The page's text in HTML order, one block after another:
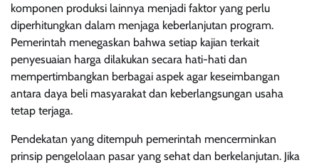
komponen produksi lainnya menjadi faktor yang perlu
diperhitungkan dalam menjaga keberlanjutan program.
Pemerintah menegaskan bahwa setiap kajian terkait
penyesuaian harga dilakukan secara hati-hati dan
mempertimbangkan berbagai aspek agar keseimbangan
antara daya beli masyarakat dan keberlangsungan usaha
tetap terjaga.
Pendekatan yang ditempuh pemerintah mencerminkan
prinsip pengelolaan pasar yang sehat dan berkelanjutan. Jika